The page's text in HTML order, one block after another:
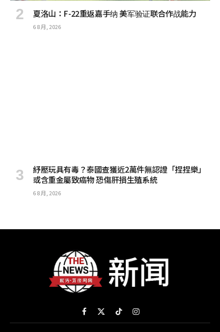
夏洛山：F-22重返嘉手纳 美军验证联合作战能力
6 8 月, 2026
紓壓玩具有毒？泰國查獲近2萬件無認證「捏捏樂」
或含重金屬致癌物 恐傷肝損生殖系統
6 8 月, 2026
Facebook
X
(Twitter)
TikTokInstagram